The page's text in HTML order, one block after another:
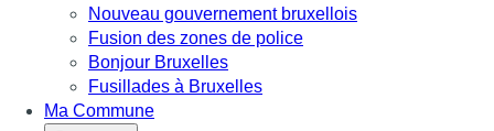
Nouveau gouvernement bruxellois
Fusion des zones de police
Bonjour Bruxelles
Fusillades à Bruxelles
Ma Commune